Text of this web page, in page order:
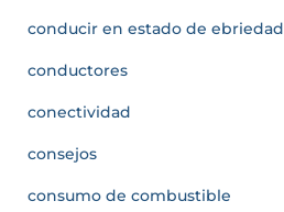
conducir en estado de ebriedad
conductores
conectividad
consejos
consumo de combustible